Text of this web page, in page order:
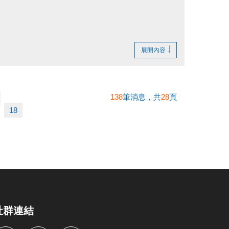
展開內容
18
138筆消息，共28頁
群連結